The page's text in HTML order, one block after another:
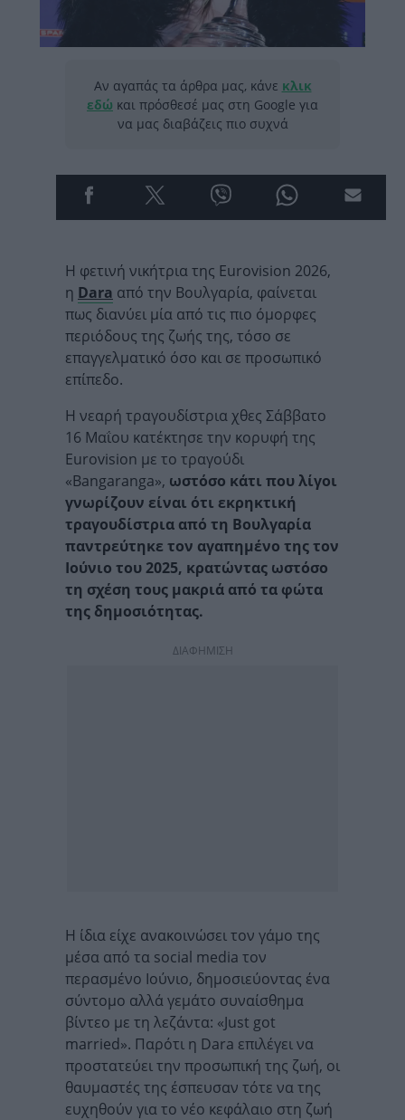
Αν αγαπάς τα άρθρα μας, κάνε κλικ
εδώ και πρόσθεσέ μας στη Google για
να μας διαβάζεις πιο συχνά
Η φετινή νικήτρια της Eurovision 2026,
η Dara από την Βουλγαρία, φαίνεται
πως διανύει μία από τις πιο όμορφες
περιόδους της ζωής της, τόσο σε
επαγγελματικό όσο και σε προσωπικό
επίπεδο.
Η νεαρή τραγουδίστρια χθες Σάββατο
16 Μαΐου κατέκτησε την κορυφή της
Eurovision με το τραγούδι
«Bangaranga», ωστόσο κάτι που λίγοι
γνωρίζουν είναι ότι εκρηκτική
τραγουδίστρια από τη Βουλγαρία
παντρεύτηκε τον αγαπημένο της τον
Ιούνιο του 2025, κρατώντας ωστόσο
τη σχέση τους μακριά από τα φώτα
της δημοσιότητας.
ΔΙΑΦΗΜΙΣΗ
Η ίδια είχε ανακοινώσει τον γάμο της
μέσα από τα social media τον
περασμένο Ιούνιο, δημοσιεύοντας ένα
σύντομο αλλά γεμάτο συναίσθημα
βίντεο με τη λεζάντα: «Just got
married». Παρότι η Dara επιλέγει να
προστατεύει την προσωπική της ζωή, οι
θαυμαστές της έσπευσαν τότε να της
ευχηθούν για το νέο κεφάλαιο στη ζωή